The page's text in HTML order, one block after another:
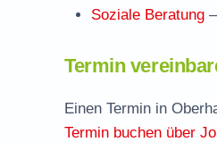
Soziale Beratung
Termin
Einen Termin in
Termin buchen über